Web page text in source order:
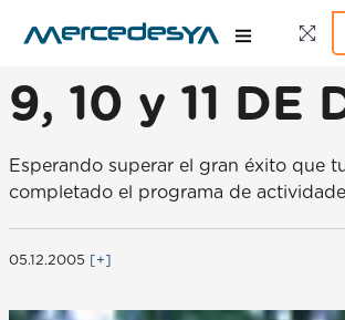
9, 10 y 11 DE
Esperando superar el gran éxito que
completado el programa de
05.12.2005 [+]